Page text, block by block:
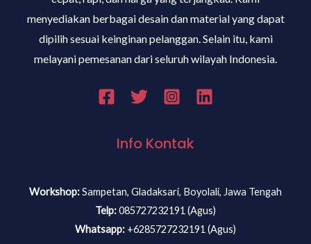
menyediakan berbagai desain dan material yang dapat
dipilih sesuai keinginan pelanggan. Selain itu, kami
melayani pemesanan dari seluruh wilayah Indonesia.
Info Kontak
Workshop:Sampetan, Gladaksari, Boyolali, Jawa Tengah
Telp:085727232191 (Agus)
Whatsapp: +6285727232191 (Agus)